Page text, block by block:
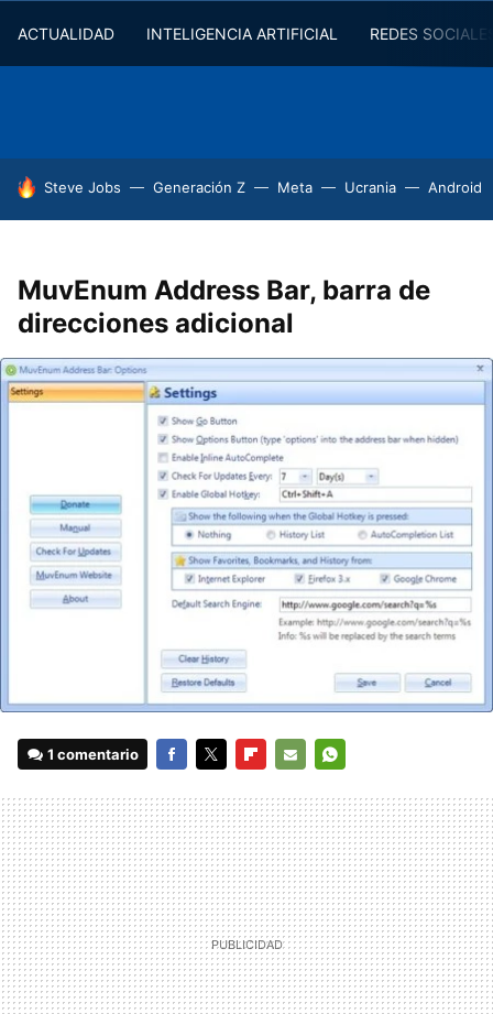
ACTUALIDAD INTELIGENCIA ARTIFICIAL REDES
HOY SE HABLA DE
Steve Jobs Generación Z Meta Ucrania Android
MuvEnum Address Bar, barra de
direcciones adicional
1 comentario
MAIL